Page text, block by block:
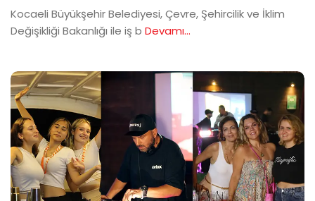
Kocaeli Büyükşehir Belediyesi, Çevre, Şehircilik ve İklim
Değişikliği Bakanlığı ile iş b Devamı...